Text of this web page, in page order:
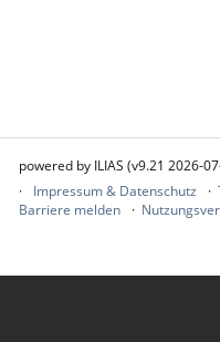
powered by ILIAS (v9.21 2026-
Impressum & Datenschutz
Barriere melden